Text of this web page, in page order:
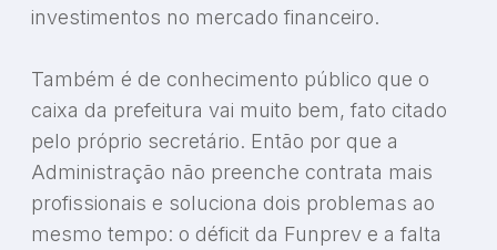
investimentos no mercado financeiro.
Também é de conhecimento público que o
caixa da prefeitura vai muito bem, fato citado
pelo próprio secretário. Então por que a
Administração não preenche contrata mais
profissionais e soluciona dois problemas ao
mesmo tempo: o déficit da Funprev e a falta